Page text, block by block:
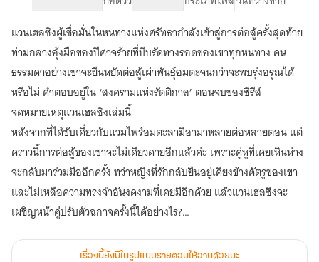
แวนเฮลซิงผู้เชื่อมั่นในหนทางแห่งศรัทธากำลังเข้าสู่การต่อสู้ครั้งสุดท้าย
ท่ามกลางอุ้งมือของปีศาจร้ายที่บีบรัดทางรอดของเขาทุกหนทาง คน
ธรรมดาอย่างเขาจะยืนหยัดต่อสู้เผ่าพันธุ์อมตะจนกว่าจะพบรุ่งอรุณได้
หรือไม่ คำตอบอยู่ใน ‘สงครามแห่งรัตติกาล’ ตอนจบของซีรีส์
จดหมายเหตุแวนเฮลซิงเล่มนี้
หลังจากที่ได้ขับเคี่ยวกับแวมไพร์อมตะลามีอามาหลายต่อหลายตอน แต่
คราวนี้การต่อสู้ของเขาจะไม่เดียวดายอีกแล้วค่ะ เพราะคู่หูที่เคยเหินห่าง
จะกลับมาร่วมมืออีกครั้ง ทว่าหญิงที่รักกลับยืนอยู่เคียงข้างศัตรูของเขา
และไม่เหลือความทรงจำอันงดงามที่เคยมีอีกด้วย แล้วแวนเฮลซิงจะ
เผชิญหน้าคู่ปรับตัวฉกาจครั้งนี้ได้อย่างไร?
เวลาเพื่อไม่ให้ปีศาจร้ายล่อลวงชาวพระนครโดยใช้กลัวในจิตใจพวกเขา
เรื่องนี้ยังมีในรูปแบบรายตอนให้อ่านด้วยนะ